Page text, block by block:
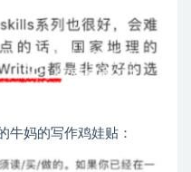
牛妈的写作鸡娃贴：